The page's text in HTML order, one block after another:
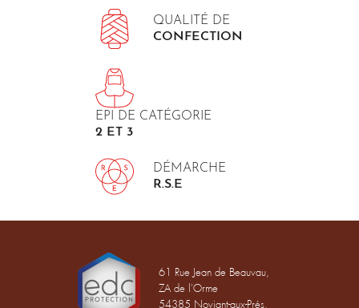
QUALITÉ DE
CONFECTION
EPI DE CATÉGORIE
2 ET 3
DÉMARCHE
R.S.E
61 Rue Jean de Beauvau,
ZA de l'Orme
54385 Noviant-aux-Prés,